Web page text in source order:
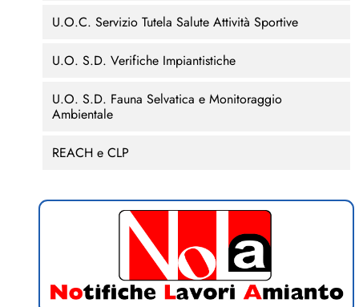
U.O.C. Servizio Tutela Salute Attività Sportive
U.O. S.D. Verifiche Impiantistiche
U.O. S.D. Fauna Selvatica e Monitoraggio
Ambientale
REACH e CLP